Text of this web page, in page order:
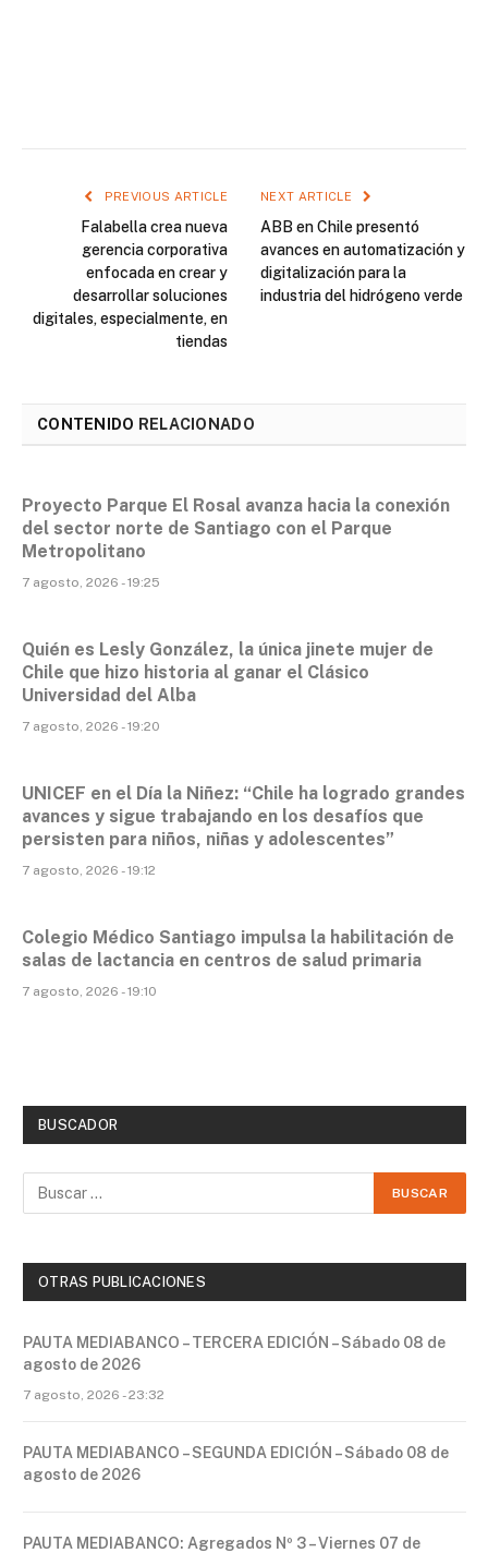
PREVIOUS ARTICLE
Falabella crea nueva
gerencia corporativa
enfocada en crear y
desarrollar soluciones
digitales, especialmente, en
tiendas
NEXT ARTICLE
ABB en Chile presentó
avances en automatización y
digitalización para la
industria del hidrógeno verde
CONTENIDO RELACIONADO
Proyecto Parque El Rosal avanza hacia la conexión
del sector norte de Santiago con el Parque
Metropolitano
7 agosto, 2026 - 19:25
Quién es Lesly González, la única jinete mujer de
Chile que hizo historia al ganar el Clásico
Universidad del Alba
7 agosto, 2026 - 19:20
UNICEF en el Día la Niñez: “Chile ha logrado grandes
avances y sigue trabajando en los desafíos que
persisten para niños, niñas y adolescentes”
7 agosto, 2026 - 19:12
Colegio Médico Santiago impulsa la habilitación de
salas de lactancia en centros de salud primaria
7 agosto, 2026 - 19:10
BUSCADOR
OTRAS PUBLICACIONES
PAUTA MEDIABANCO – TERCERA EDICIÓN – Sábado 08 de
agosto de 2026
7 agosto, 2026 - 23:32
PAUTA MEDIABANCO – SEGUNDA EDICIÓN – Sábado 08 de
agosto de 2026
PAUTA MEDIABANCO: Agregados Nº 3 – Viernes 07 de